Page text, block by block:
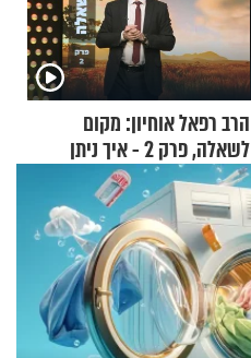
הרב רפאל אוחיון: מקום
לשאלה, פרק 2 - איך ניתן
להוכיח שהתורה משמיים?